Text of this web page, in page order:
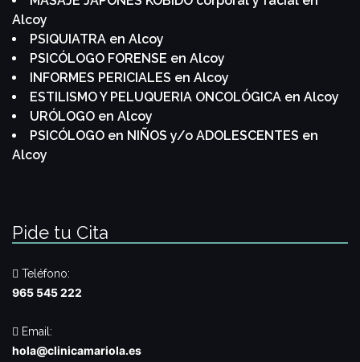
Alcoy
PSIQUIATRA en Alcoy
PSICÓLOGO FORENSE en Alcoy
INFORMES PERICIALES en Alcoy
ESTILISMO Y PELUQUERIA ONCOLÓGICA en Alcoy
URÓLOGO en Alcoy
PSICÓLOGO en NIÑOS y/o ADOLESCENTES en
Alcoy
Pide tu Cita
Teléfono:
965 545 222
Email:
hola@clinicamariola.es